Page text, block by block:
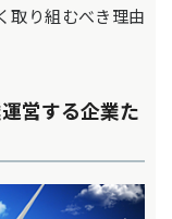
取り組むべき理由
営する企業た